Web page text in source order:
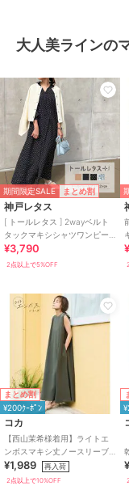
大人美ラインの
期間限定SALE まとめ割
神戸レタス
[ トールレタス ] 2wayベルト
タックマキシシャツワンピー
ス [E3247]
¥3,790
2点以上で5%OFF
まとめ割
¥200ｸｰﾎﾟﾝ
コカ
【西山茉希様着用】ライトエ
ンボスマキシ丈ノースリーブ
ワンピース 全4色 / シワになり
にくい・速乾
¥1,989 再入荷
2点以上で10%OFF